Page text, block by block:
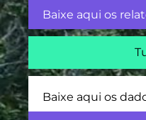
Baixe aqui os
Baixe aqui os